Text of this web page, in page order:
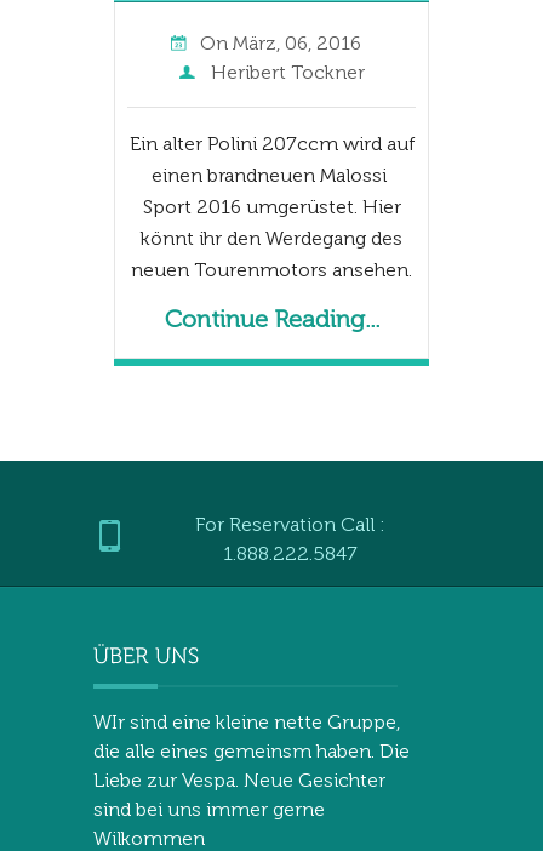
On März, 06, 2016
Heribert Tockner
Ein alter Polini 207ccm wird auf
einen brandneuen Malossi
Sport 2016 umgerüstet. Hier
könnt ihr den Werdegang des
neuen Tourenmotors ansehen.
Continue Reading...
For Reservation Call :
1.888.222.5847
WIr sind eine kleine nette Gruppe,
die alle eines gemeinsm haben. Die
Liebe zur Vespa. Neue Gesichter
sind bei uns immer gerne
Wilkommen